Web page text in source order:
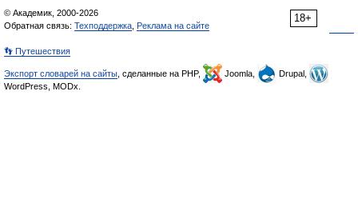
18+
© Академик, 2000-2026
Обратная связь: Техподдержка Реклама на сайте
👣 Путешествия
Экспорт словарей на сайты , сделанные на PHP, Joomla,
Drupal,
WordPress, MODx.